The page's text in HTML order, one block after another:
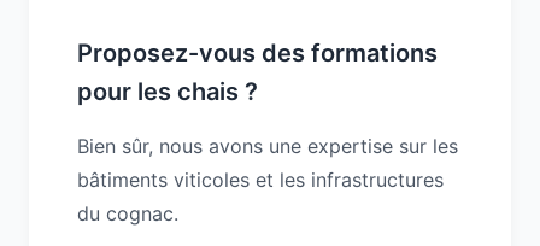
Proposez-vous des formations
pour les chais ?
Bien sûr, nous avons une expertise sur les
bâtiments viticoles et les infrastructures
du cognac.